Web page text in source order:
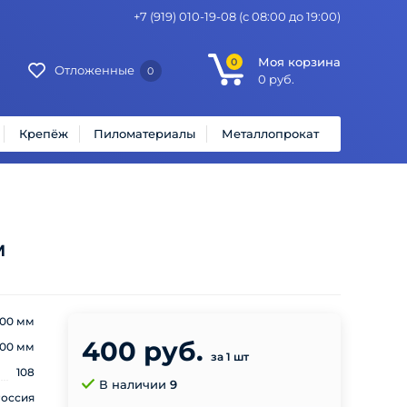
+7 (919) 010-19-08 (с 08:00 до 19:00)
Отложенные 0
0
Моя корзина
0 руб.
Крепёж Пиломатериалы Металлопрокат
мм
мм
108
400 руб. за 1 шт
В наличии 9